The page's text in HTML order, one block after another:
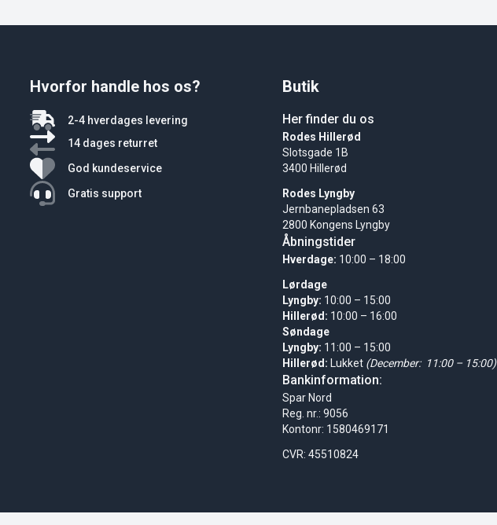
Butik
Her finder du os
Rodes Hillerød
Slotsgade 1B
3400 Hillerød
Rodes Lyngby
Jernbanepladsen 63
2800 Kongens Lyngby
Åbningstider
Hverdage: 10:00 – 18:00
Lørdage
Lyngby: 10:00 – 15:00
Hillerød: 10:00 – 16:00
Søndage
Lyngby: 11:00 – 15:00
Hillerød: Lukket (December: 11:00 – 15:00)
Bankinformation:
Spar Nord
Reg. nr.: 9056
Kontonr: 1580469171
CVR: 45510824
Hvorfor handle hos os?
2-4 hverdages levering
14 dages returret
God kundeservice
Gratis support